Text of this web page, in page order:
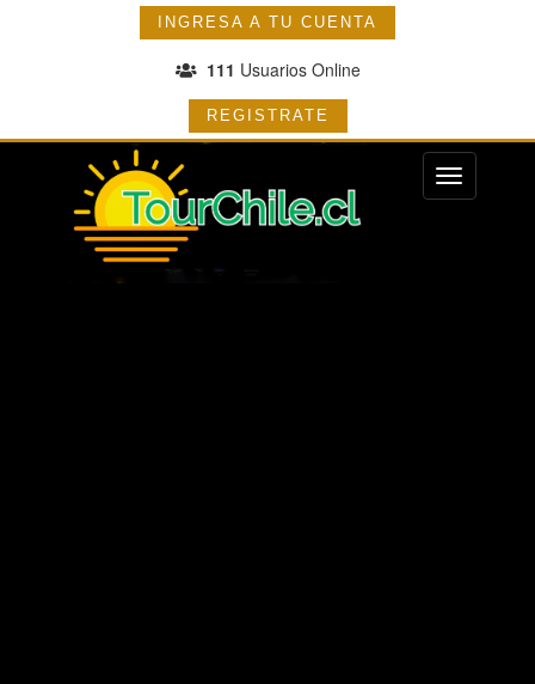
INGRESA A TU CUENTA
111 Usuarios Online
REGISTRATE
Menu